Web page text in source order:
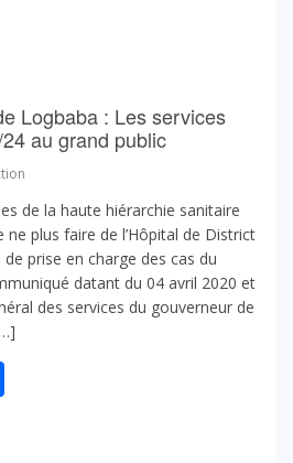
Logbaba : Les services
au grand public
de la haute hiérarchie sanitaire
plus faire de l’Hôpital de District
prise en charge des cas du
datant du 04 avril 2020 et
des services du gouverneur de